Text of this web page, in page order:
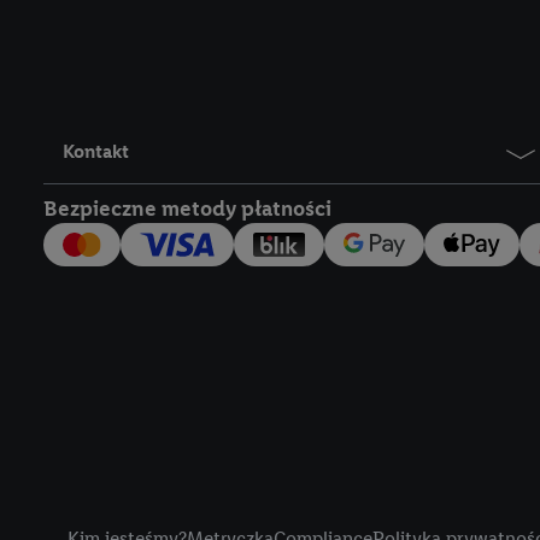
Kontakt
Bezpieczne metody płatności
Lidl Plus, możemy
wymienionych
następnie
użytkownika w
my i jeden z innych
Użytkownik upoważnia
usługach Lidl. Utiq
tak, Utiq udostępni
numeru
wykorzystany do
szczególności
obsługiwanych przez
korzystanie z
lub